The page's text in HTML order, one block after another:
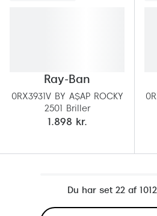
Ray-Ban
0RX3931V BY A$AP ROCKY
2501 Briller
1.898 kr.
Du har set 22 af